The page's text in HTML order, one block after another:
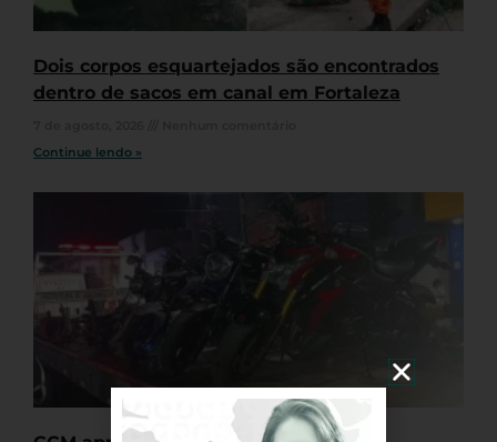
Dois corpos esquartejados são encontrados
dentro de sacos em canal em Fortaleza
Continue lendo »